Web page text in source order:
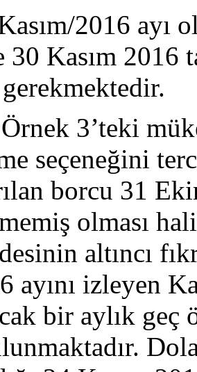
2016 ayı
30 Kasım
3’teki
seçeneğini
borcu 31
olması
altıncı
ayını izleyen
bir aylık geç